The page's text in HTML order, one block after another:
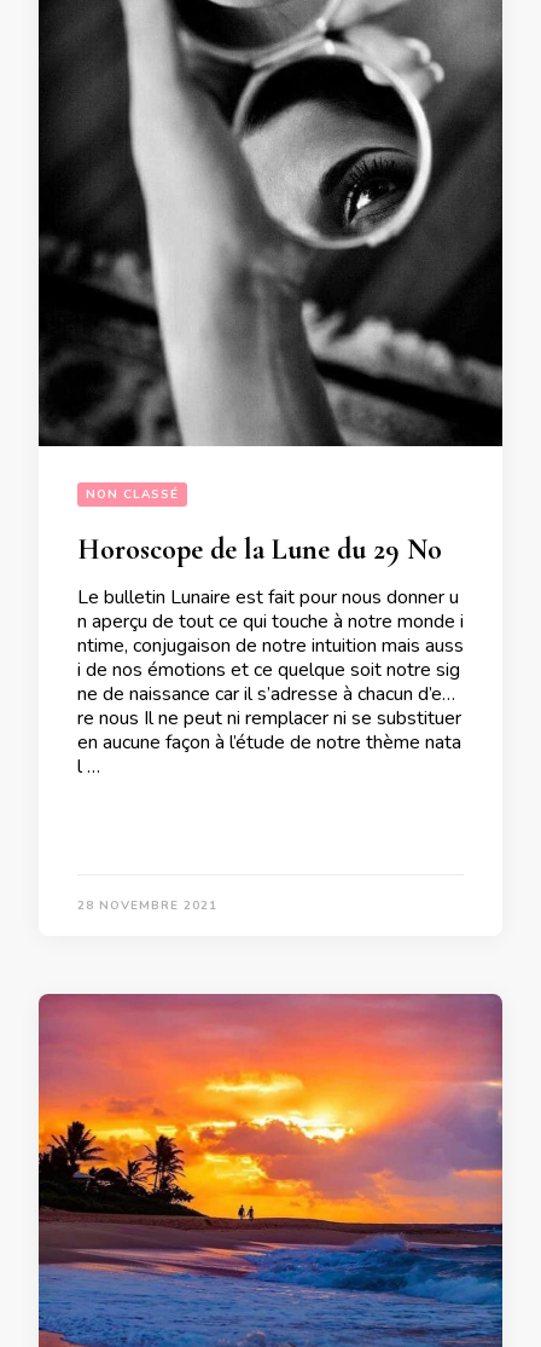
NON CLASSÉ
Le bulletin Lunaire est fait pour nous donner u
n aperçu de tout ce qui touche à notre monde i
ntime, conjugaison de notre intuition mais auss
i de nos émotions et ce quelque soit notre sig
ne de naissance car il s’adresse à chacun d’ent
re nous Il ne peut ni remplacer ni se substituer
en aucune façon à l’étude de notre thème nata
l …
28 NOVEMBRE 2021